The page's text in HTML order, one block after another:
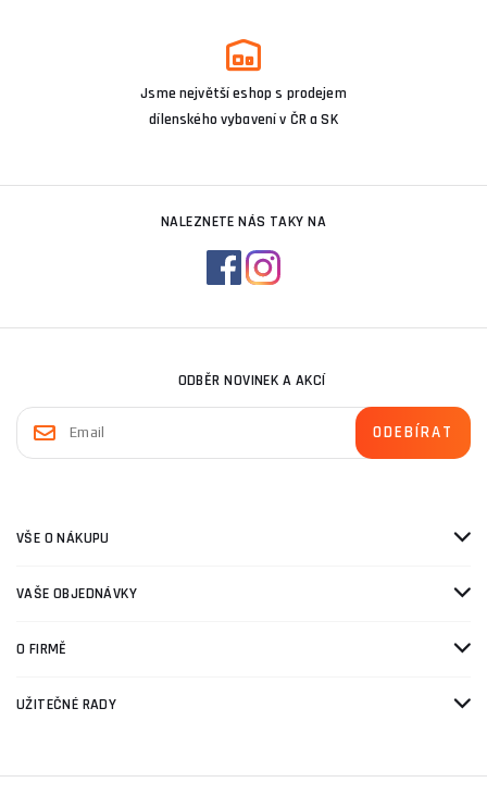
Jsme největší eshop s prodejem
dílenského vybavení v ČR a SK
NALEZNETE NÁS TAKY NA
ODBĚR NOVINEK A AKCÍ
VŠE O NÁKUPU
VAŠE OBJEDNÁVKY
O FIRMĚ
UŽITEČNÉ RADY